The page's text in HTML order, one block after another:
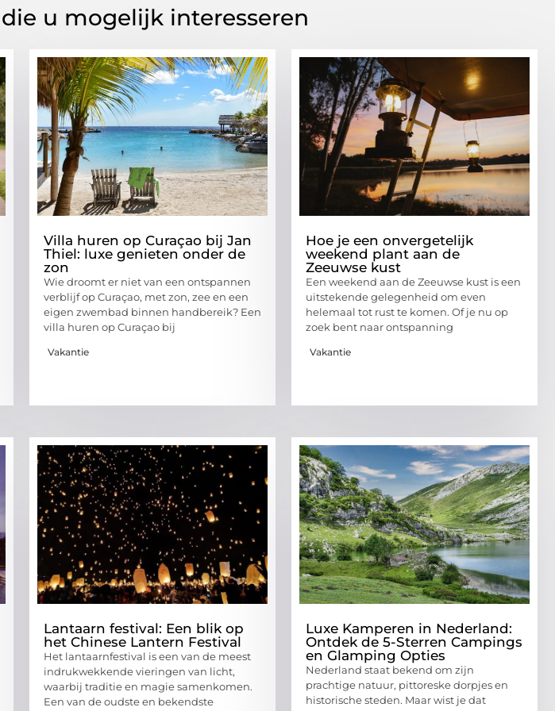
die u mogelijk interesseren
Villa huren op Curaçao bij Jan
Thiel: luxe genieten onder de
zon
Wie droomt er niet van een ontspannen
verblijf op Curaçao, met zon, zee en een
eigen zwembad binnen handbereik? Een
villa huren op Curaçao bij
Vakantie
Hoe je een onvergetelijk
weekend plant aan de
Zeeuwse kust
Een weekend aan de Zeeuwse kust is een
uitstekende gelegenheid om even
helemaal tot rust te komen. Of je nu op
zoek bent naar ontspanning
Vakantie
Lantaarn festival: Een blik op
het Chinese Lantern Festival
Het lantaarnfestival is een van de meest
indrukwekkende vieringen van licht,
waarbij traditie en magie samenkomen.
Een van de oudste en bekendste
Luxe Kamperen in Nederland:
Ontdek de 5-Sterren Campings
en Glamping Opties
Nederland staat bekend om zijn
prachtige natuur, pittoreske dorpjes en
historische steden. Maar wist je dat